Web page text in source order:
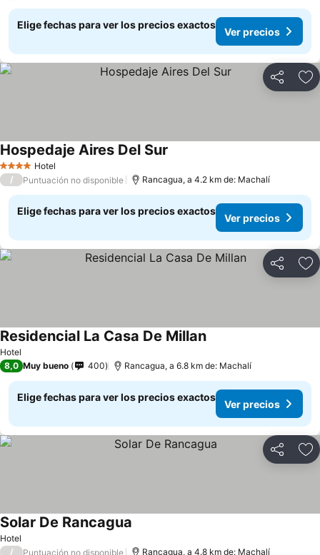
Elige fechas para ver los precios exactos
Ver precios
Compartir
4 EstrellasHotel
Hospedaje Aires Del Sur
/ Puntuación no disponible Rancagua, a 4.2 km de: Machalí
Elige fechas para ver los precios exactos
Ver precios
Compartir
Hotel
Residencial La Casa De MillanVer precios
8,0 Muy bueno 400 Rancagua, a 6.8 km de: Machalí
Elige fechas para ver los precios exactos
Ver precios
Compartir
Hotel
Solar De Rancagua
/ Puntuación no disponible Rancagua, a 4.8 km de: Machalí